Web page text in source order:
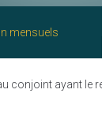
mensuels
conjoint ayant le